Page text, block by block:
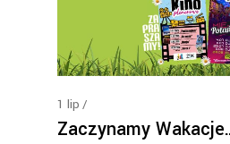
1 lip
Zaczynamy